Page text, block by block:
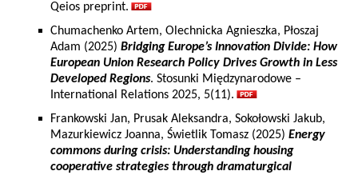
Qeios preprint.
Chumachenko Artem, Olechnicka Agnieszka, Płoszaj
Adam (2025) Bridging Europe’s Innovation Divide: How
European Union Research Policy Drives Growth in Less
Developed Regions. Stosunki Międzynarodowe –
International Relations 2025, 5(11).
Frankowski Jan, Prusak Aleksandra, Sokołowski Jakub,
Mazurkiewicz Joanna, Świetlik Tomasz (2025) Energy
commons during crisis: Understanding housing
cooperative strategies through dramaturgical